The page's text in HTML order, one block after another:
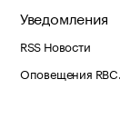
Уведомления
RSS Новости
Оповещения